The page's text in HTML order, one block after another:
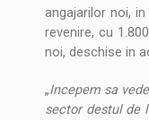
angajarilor noi,
revenire, cu
noi, deschise in
„Incepem sa
sector destul de